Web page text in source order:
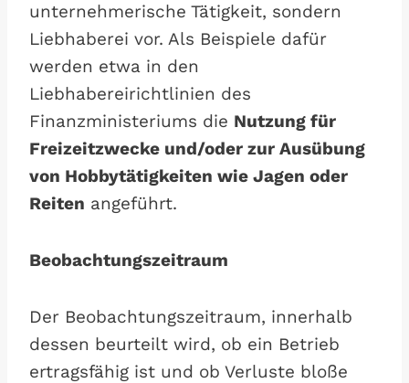
unternehmerische Tätigkeit, sondern
Liebhaberei vor. Als Beispiele dafür
werden etwa in den
Liebhabereirichtlinien des
Finanzministeriums die Nutzung für
Freizeitzwecke und/oder zur Ausübung
von Hobbytätigkeiten wie Jagen oder
Reiten angeführt.
Beobachtungszeitraum
Der Beobachtungszeitraum, innerhalb
dessen beurteilt wird, ob ein Betrieb
ertragsfähig ist und ob Verluste bloße